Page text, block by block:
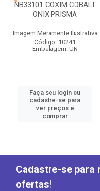
NB33101 COXIM COBALT
ONIX PRISMA
Imagem Meramente Ilustrativa
Código: 10241
Embalagem: UN
Faça seu login ou
cadastre-se para
ver preços e
comprar
Cadastre-se para
ofertas!